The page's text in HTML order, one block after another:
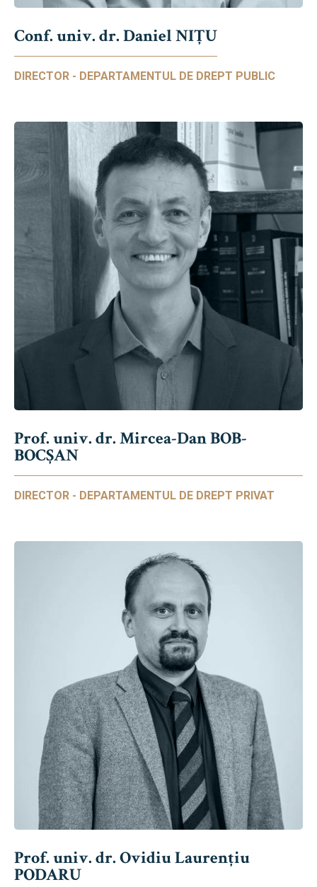
Conf. univ. dr. Daniel NIŢU
DIRECTOR - DEPARTAMENTUL DE DREPT PUBLIC
Prof. univ. dr. Mircea-Dan BOB-
BOCȘAN
DIRECTOR - DEPARTAMENTUL DE DREPT PRIVAT
Prof. univ. dr. Ovidiu Laurențiu
PODARU